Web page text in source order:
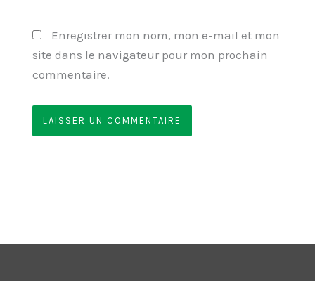
Enregistrer mon nom, mon e-mail et mon
site dans le navigateur pour mon prochain
commentaire.